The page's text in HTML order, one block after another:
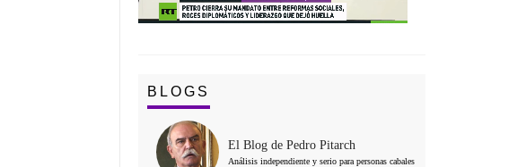
BLOGS
El Blog de Pedro Pitarch
Análisis independiente y serio para personas cabales